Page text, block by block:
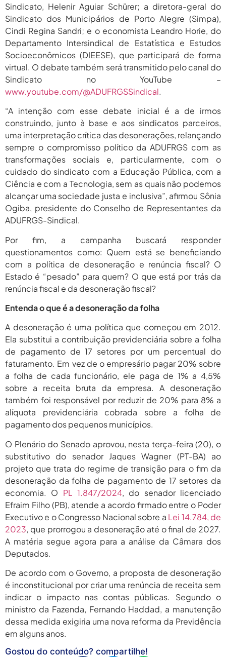
Sindicato, Helenir Aguiar Schürer; a diretora-geral do
Sindicato dos Municipários de Porto Alegre (Simpa),
Cindi Regina Sandri; e o economista Leandro Horie, do
Departamento Intersindical de Estatística e Estudos
Socioeconômicos (DIEESE), que participará de forma
virtual. O debate também será transmitido pelo canal do
Sindicato no YouTube –
www.youtube.com/@ADUFRGSSindical.
“A intenção com esse debate inicial é a de irmos
construindo, junto à base e aos sindicatos parceiros,
uma interpretação crítica das desonerações, relançando
sempre o compromisso político da ADUFRGS com as
transformações sociais e, particularmente, com o
cuidado do sindicato com a Educação Pública, com a
Ciência e com a Tecnologia, sem as quais não podemos
alcançar uma sociedade justa e inclusiva”, afirmou Sônia
Ogiba, presidente do Conselho de Representantes da
ADUFRGS-Sindical.
Por fim, a campanha buscará responder
questionamentos como: Quem está se beneficiando
com a política de desoneração e renúncia fiscal? O
Estado é “pesado” para quem? O que está por trás da
renúncia fiscal e da desoneração fiscal?
Entenda o que é a desoneração da folha
A desoneração é uma política que começou em 2012.
Ela substitui a contribuição previdenciária sobre a folha
de pagamento de 17 setores por um percentual do
faturamento. Em vez de o empresário pagar 20% sobre
a folha de cada funcionário, ele paga de 1% a 4,5%
sobre a receita bruta da empresa. A desoneração
também foi responsável por reduzir de 20% para 8% a
alíquota previdenciária cobrada sobre a folha de
pagamento dos pequenos municípios.
O Plenário do Senado aprovou, nesta terça-feira (20), o
substitutivo do senador Jaques Wagner (PT-BA) ao
projeto que trata do regime de transição para o fim da
desoneração da folha de pagamento de 17 setores da
economia. O PL 1.847/2024, do senador licenciado
Efraim Filho (PB), atende a acordo firmado entre o Poder
Executivo e o Congresso Nacional sobre a Lei 14.784, de
2023, que prorrogou a desoneração até o final de 2027.
A matéria segue agora para a análise da Câmara dos
Deputados.
De acordo com o Governo, a proposta de desoneração
é inconstitucional por criar uma renúncia de receita sem
indicar o impacto nas contas públicas. Segundo o
ministro da Fazenda, Fernando Haddad, a manutenção
dessa medida exigiria uma nova reforma da Previdência
em alguns anos.
Gostou do conteúdo? compartilhe!